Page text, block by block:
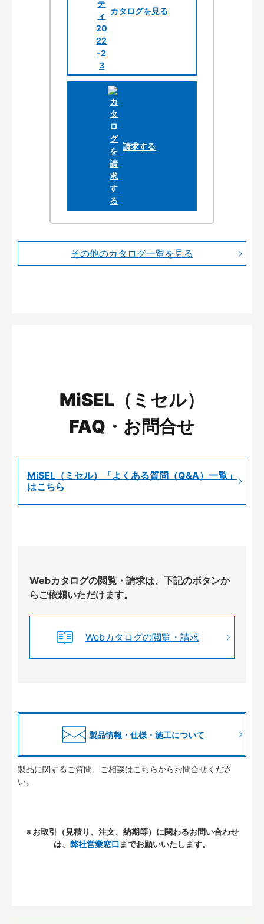
カタログを見る
請求する
その他のカタログ一覧を見る
MiSEL（ミセル）
FAQ・お問合せ
MiSEL（ミセル）「よくある質問（Q&A）一覧」
はこちら
Webカタログの閲覧・請求は、下記のボタンか
らご依頼いただけます。
Webカタログの閲覧・請求
製品情報・仕様・施工について
製品に関するご質問、ご相談はこちらからお問合せくださ
い。
※お取引（見積り、注文、納期等）に関わるお問い合わせ
は、 弊社営業窓口 までお願いいたします。